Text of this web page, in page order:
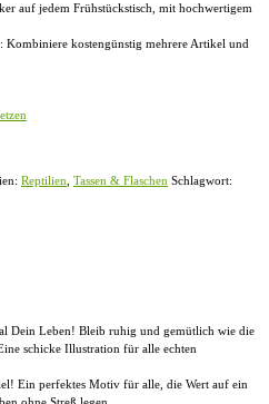
auf jedem Frühstückstisch, mit hochwertigem
Kombiniere kostengünstig mehrere Artikel und
Reptilien Tassen & Flaschen Schlagwort:
Dein Leben! Bleib ruhig und gemütlich wie die
schicke Illustration für alle echten
Ein perfektes Motiv für alle, die Wert auf ein